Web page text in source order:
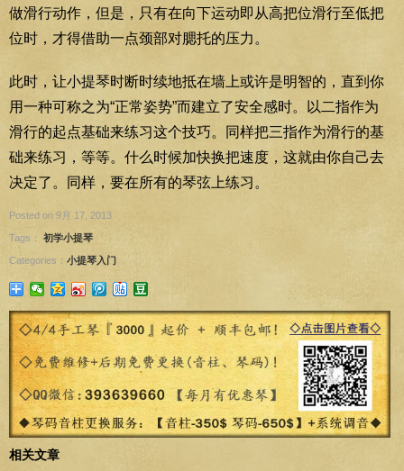
做滑行动作，但是，只有在向下运动即从高把位滑行至低把
位时，才得借助一点颈部对腮托的压力。
此时，让小提琴时断时续地抵在墙上或许是明智的，直到你
用一种可称之为“正常姿势”而建立了安全感时。以二指作为
滑行的起点基础来练习这个技巧。同样把三指作为滑行的基
础来练习，等等。什么时候加快换把速度，这就由你自己去
决定了。同样，要在所有的琴弦上练习。
Posted on 9月 17, 2013
Tags： 初学小提琴
Categories： 小提琴入门
相关文章